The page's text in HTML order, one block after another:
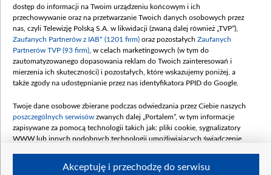
dostęp do informacji na Twoim urządzeniu końcowym i ich
przechowywanie oraz na przetwarzanie Twoich danych osobowych przez
nas, czyli Telewizję Polską S.A. w likwidacji (zwaną dalej również „TVP”),
Zaufanych Partnerów z IAB* (1201 firm) oraz pozostałych Zaufanych
Partnerów TVP (93 firm) , w celach marketingowych (w tym do
zautomatyzowanego dopasowania reklam do Twoich zainteresowań i
mierzenia ich skuteczności) i pozostałych, które wskazujemy poniżej, a
także zgody na udostępnianie przez nas identyfikatora PPID do Google.
Twoje dane osobowe zbierane podczas odwiedzania przez Ciebie naszych
poszczególnych serwisów zwanych dalej „Portalem”, w tym informacje
zapisywane za pomocą technologii takich jak: pliki cookie, sygnalizatory
WWW lub innych podobnych technologii umożliwiających świadczenie
Akceptuję i przechodzę do serwisu